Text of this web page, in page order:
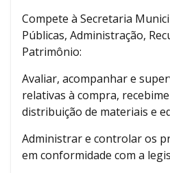
Compete à Secretaria
Públicas, Administração,
Patrimônio:
Avaliar, acompanhar e
relativas à compra,
distribuição de materiais e
Administrar e controlar os
em conformidade com a